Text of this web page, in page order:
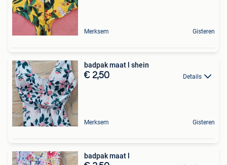
Merksem Gisteren
badpak maat l shein
€ 2,50 Details
Merksem Gisteren
badpak maat l